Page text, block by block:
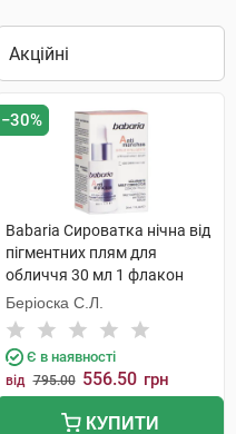
−30%
Babaria Сироватка нічна від
пігментних плям для
обличчя 30 мл 1 флакон
Беріоска С.Л.
Є в наявності
від 795.00 556.50 грн
КУПИТИ